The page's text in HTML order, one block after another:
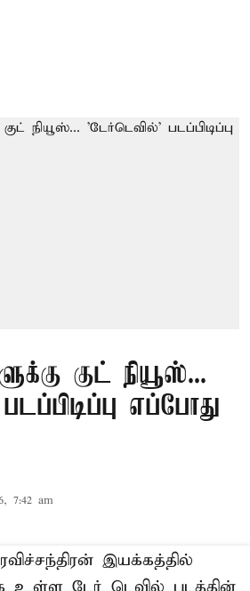
குட் நியூஸ்...
எப்போது
7:42 am
இயக்கத்தில்